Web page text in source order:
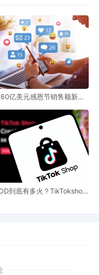
亿美元感恩节销售额新纪
新风潮！
到底有多火？TikTokshop